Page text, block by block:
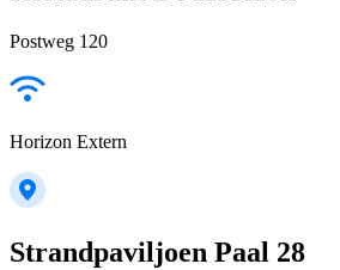
Postweg 120
Horizon Extern
Strandpaviljoen Paal 28